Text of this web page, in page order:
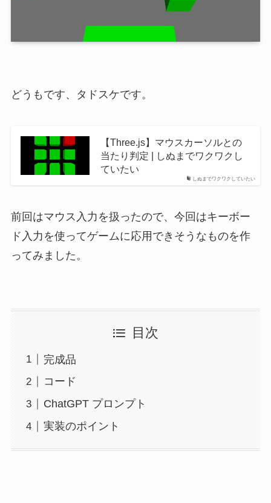
どうもです、タドスケです。
しぬまでワクワクしていたい
【Three.js】マウスカーソルとの
当たり判定 | しぬまでワクワクし
ていたい
前回はマウス入力を扱ったので、今回はキーボー
ド入力を使ってゲームに応用できそうなものを作
ってみました。
目次
完成品
コード
ChatGPT プロンプト
実装のポイント